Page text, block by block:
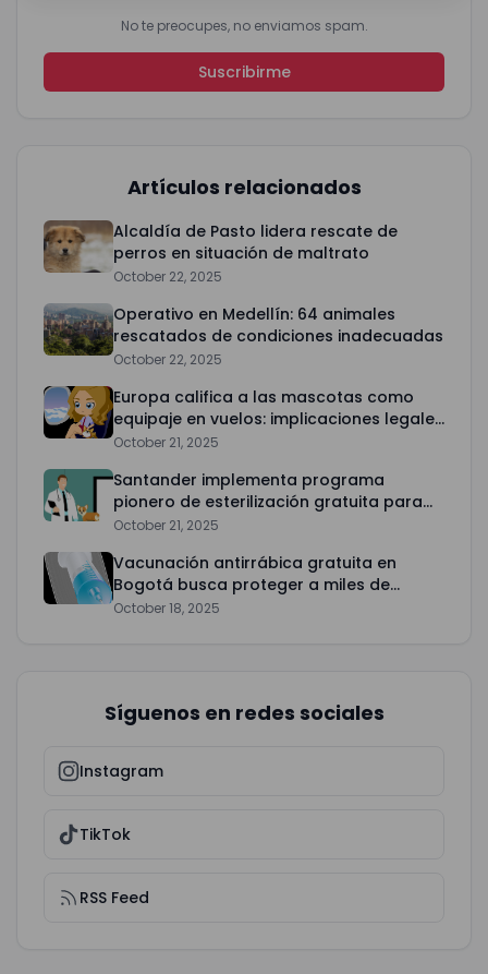
No te preocupes, no enviamos spam.
Suscribirme
Artículos relacionados
Alcaldía de Pasto lidera rescate de
perros en situación de maltrato
October 22, 2025
Operativo en Medellín: 64 animales
rescatados de condiciones inadecuadas
October 22, 2025
Europa califica a las mascotas como
equipaje en vuelos: implicaciones legales
y prácticas
October 21, 2025
Santander implementa programa
pionero de esterilización gratuita para
mascotas
October 21, 2025
Vacunación antirrábica gratuita en
Bogotá busca proteger a miles de
mascotas
October 18, 2025
Síguenos en redes sociales
Instagram
TikTok
RSS Feed